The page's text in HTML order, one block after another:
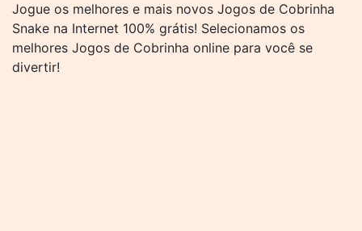
Jogue os melhores e mais novos Jogos de Cobrinha
Snake na Internet 100% grátis! Selecionamos os
melhores Jogos de Cobrinha online para você se
divertir!